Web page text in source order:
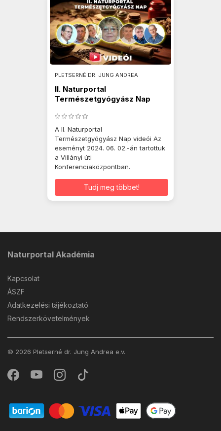
PLETSERNÉ DR. JUNG ANDREA
II. Naturportal
Természetgyógyász Nap
A II. Naturportal
Természetgyógyász Nap videói Az
eseményt 2024. 06. 02.-án tartottuk
a Villányi úti
Konferenciaközpontban.
Tudj meg többet!
Naturportal Akadémia
Kapcsolat
ÁSZF
Adatkezelési tájékoztató
Rendszerkövetelmények
© 2026 Pletserné dr. Jung Andrea e.v.